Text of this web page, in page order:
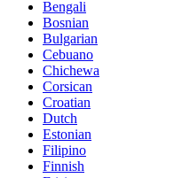
Bengali
Bosnian
Bulgarian
Cebuano
Chichewa
Corsican
Croatian
Dutch
Estonian
Filipino
Finnish